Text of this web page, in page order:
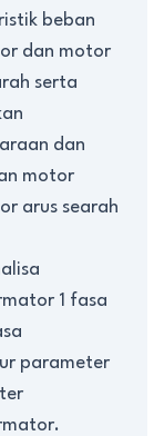
beban
dan motor
serta
dan
motor
arus searah
1 fasa
parameter